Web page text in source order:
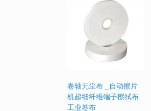
卷轴无尘布 _自动擦片
机超细纤维端子擦拭布
工业卷布